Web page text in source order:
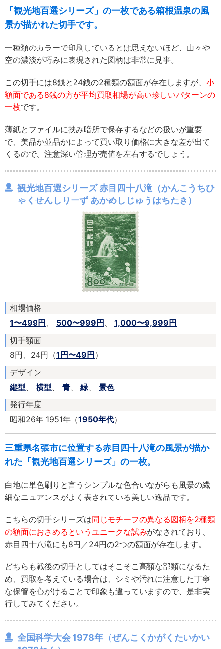
「観光地百選シリーズ」の一枚である箱根温泉の風
景が描かれた切手です。
一種類のカラーで印刷しているとは思えないほど、山々や
空の濃淡が巧みに表現された図柄は非常に見事。
この切手には8銭と24銭の2種類の額面が存在しますが、 小
額面である8銭の方が平均買取相場が高い珍しいパターンの
一枚です。
薄紙とファイルに挟み暗所で保存するなどの扱いが重要
で、美品か並品かによって買い取り価格に大きな差が出て
くるので、注意深い管理が売値を左右するでしょう。
観光地百選シリーズ 赤目四十八滝（かんこうちひ
ゃくせんしりーず あかめしじゅうはちたき）
相場価格
1〜499円 、 500〜999円 、 1,000〜9,999円
切手額面
8円、24円（1円〜49円 ）
デザイン
縦型、 横型、 青、 緑、 景色
発行年度
昭和26年 1951年（1950年代）
三重県名張市に位置する赤目四十八滝の風景が描か
れた「観光地百選シリーズ」の一枚。
白地に単色刷りと言うシンプルな色合いながらも風景の繊
細なニュアンスがよく表されている美しい逸品です。
こちらの切手シリーズは同じモチーフの異なる図柄を2種類
の額面におさめるというユニークな試みがなされており、
赤目四十八滝にも8円／24円の2つの額面が存在します。
どちらも戦後の切手としてはそこそこ高額な部類になるた
め、買取を考えている場合は、シミや汚れに注意した丁寧
な保管を心がけることで印象も違っていますので、是非実
行してみてください。
全国科学大会 1978年（ぜんこくかがくたいかい